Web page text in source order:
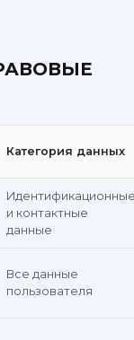
Категория данных
и контактные
данные
Все данные
пользователя